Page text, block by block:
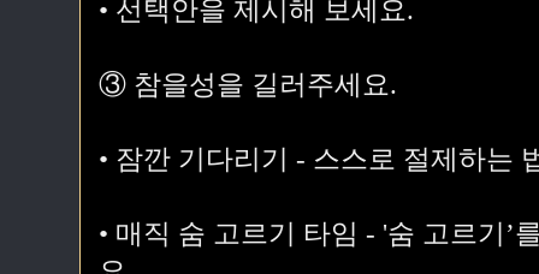
• 선택안을 제시해 보세요.
③ 참을성을 길러주세요.
• 잠깐 기다리기 - 스스로 절제하는
• 매직 숨 고르기 타임 - '숨 고르기’